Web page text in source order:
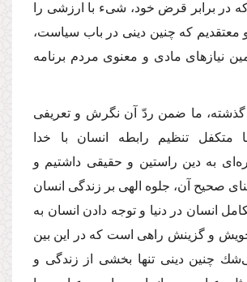
در برابر قرض خود، شى‌ء با ارزشى را
معتقدیم كه چنین دینى در باب سیاست،
نیازهاى مادى و معنوى مردم برنامه
ما ضمن ردّ آن نگرش و تعریفى
متكفل تنظیم رابطه انسان با خدا
به دین راستین و حقیقى داشتیم و
صحیح آن، جلوه الهى بر زندگى انسان
انسان در دنیا و توجه دادن انسان به
و گزینش راهى است كه در این بین
چنین دینى تنها بخشى از زندگى و